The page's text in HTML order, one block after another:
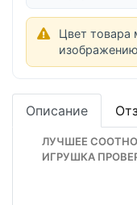
Цвет товара
Описание
ЛУЧШЕЕ
ИГРУШКА